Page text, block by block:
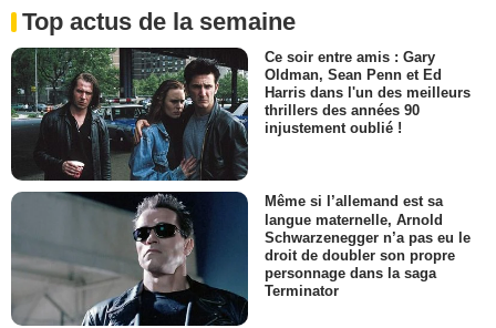
Top actus de la semaine
Ce soir entre amis : Gary
Oldman, Sean Penn et Ed
Harris dans l'un des meilleurs
thrillers des années 90
injustement oublié !
Même si l’allemand est sa
langue maternelle, Arnold
Schwarzenegger n’a pas eu le
droit de doubler son propre
personnage dans la saga
Terminator